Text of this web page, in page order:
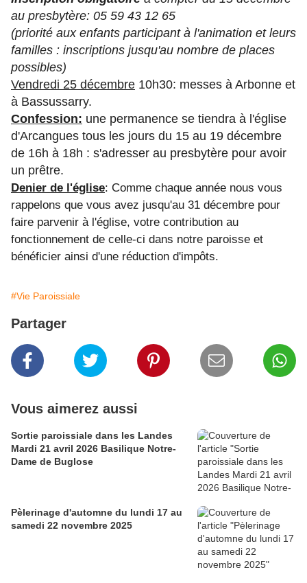
au presbytère: 05 59 43 12 65
(priorité aux enfants participant à l'animation et leurs
familles : inscriptions jusqu'au nombre de places
possibles)
Vendredi 25 décembre 10h30: messes à Arbonne et
à Bassussarry.
Confession: une permanence se tiendra à l'église
d'Arcangues tous les jours du 15 au 19 décembre
de 16h à 18h : s'adresser au presbytère pour avoir
un prêtre.
Denier de l'église: Comme chaque année nous vous
rappelons que vous avez jusqu'au 31 décembre pour
faire parvenir à l'église, votre contribution au
fonctionnement de celle-ci dans notre paroisse et
bénéficier ainsi d'une réduction d'impôts.
#Vie Paroissiale
Partager
Vous aimerez aussi
Sortie paroissiale dans les Landes
Mardi 21 avril 2026 Basilique Notre-
Dame de Buglose
Pèlerinage d'automne du lundi 17 au
samedi 22 novembre 2025